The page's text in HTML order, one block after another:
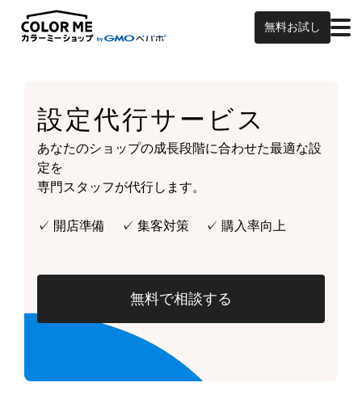
無料お試し
設定代行サービス
あなたのショップの成長段階に合わせた最適な設
定を
専門スタッフが代行します。
✓ 開店準備 ✓ 集客対策 ✓ 購入率向上
無料で相談する